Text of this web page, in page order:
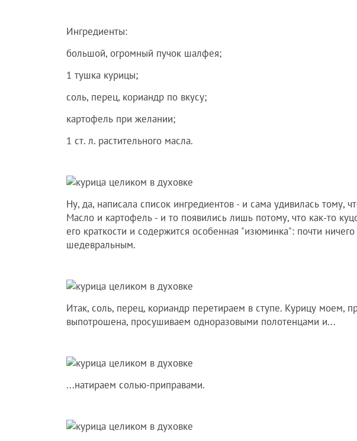
Ингредиенты:
большой, огромный пучок шалфея;
1 тушка курицы;
соль, перец, кориандр по вкусу;
картофель при желании;
1 ст. л. растительного масла.
Ну, да, написала список ингредиентов - и сама удивилась тому,
Масло и картофель - и то появились лишь потому, что как-то
его краткости и содержится особенная "изюминка": почти
шедевральным.
Итак, соль, перец, кориандр перетираем в ступе. Курицу моем,
выпотрошена, просушиваем одноразовыми полотенцами и...
...натираем солью-приправами.